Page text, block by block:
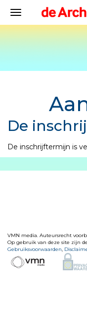
De
De inschrijftermijn is
VMN media. Auteursrecht
Op gebruik van deze site zijn
Gebruiksvoorwaarden,